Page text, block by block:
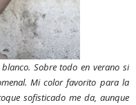
Sobre todo en verano si
Mi color favorito para la
sofisticado me da, aunque